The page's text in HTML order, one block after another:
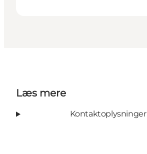
Læs mere
Kontaktoplysninger